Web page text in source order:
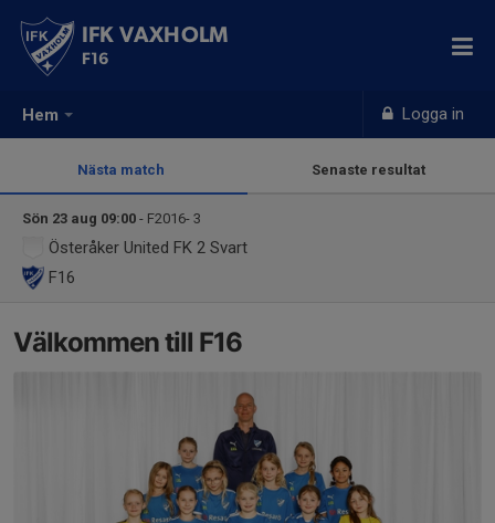
Hem Logga in
IFK VAXHOLM
F16
Nästa match Senaste resultat
Sön 23 aug 09:00 - F2016- 3
Österåker United FK 2 Svart
F16
Välkommen till F16